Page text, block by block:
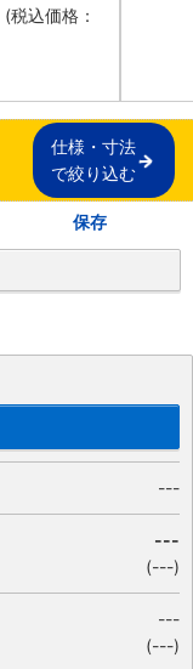
(税込価格：
仕様・寸法
で絞り込む
保存
---
---
(---)
---
(---)